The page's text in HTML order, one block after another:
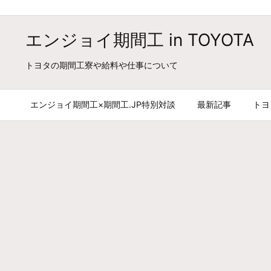
エンジョイ期間工 in TOYOTA
トヨタの期間工寮や給料や仕事について
エンジョイ期間工×期間工.JP特別対談 最新記事 ト